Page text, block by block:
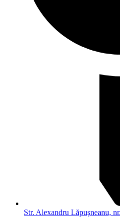
Str. Alexandru Lăpuşneanu,